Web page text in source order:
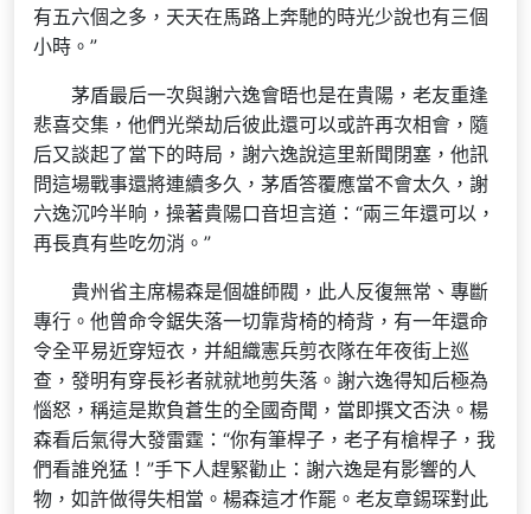
有五六個之多，天天在馬路上奔馳的時光少說也有三個
小時。”
茅盾最后一次與謝六逸會晤也是在貴陽，老友重逢
悲喜交集，他們光榮劫后彼此還可以或許再次相會，隨
后又談起了當下的時局，謝六逸說這里新聞閉塞，他訊
問這場戰事還將連續多久，茅盾答覆應當不會太久，謝
六逸沉吟半晌，操著貴陽口音坦言道：“兩三年還可以，
再長真有些吃勿消。”
貴州省主席楊森是個雄師閥，此人反復無常、專斷
專行。他曾命令鋸失落一切靠背椅的椅背，有一年還命
令全平易近穿短衣，并組織憲兵剪衣隊在年夜街上巡
查，發明有穿長衫者就就地剪失落。謝六逸得知后極為
惱怒，稱這是欺負蒼生的全國奇聞，當即撰文否決。楊
森看后氣得大發雷霆：“你有筆桿子，老子有槍桿子，我
們看誰兇猛！”手下人趕緊勸止：謝六逸是有影響的人
物，如許做得失相當。楊森這才作罷。老友章錫琛對此